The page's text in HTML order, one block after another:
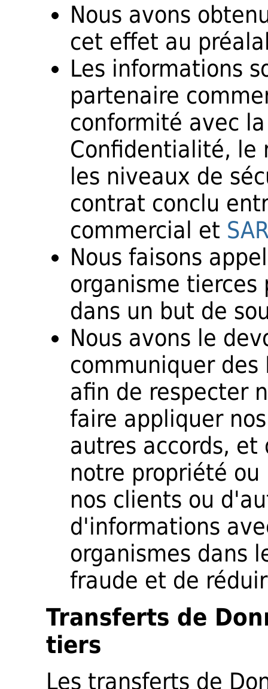
Nous avons
cet effet au
Les informations
partenaire
conformité avec
Confidentialité, le
les niveaux de
contrat conclu
commercial et
Nous faisons
organisme
dans un but de
Nous avons le
communiquer des
afin de respecter
faire appliquer
autres accords,
notre propriété
nos clients ou
d'informations
organismes dans
fraude et de
Transferts de
tiers
Les transferts de